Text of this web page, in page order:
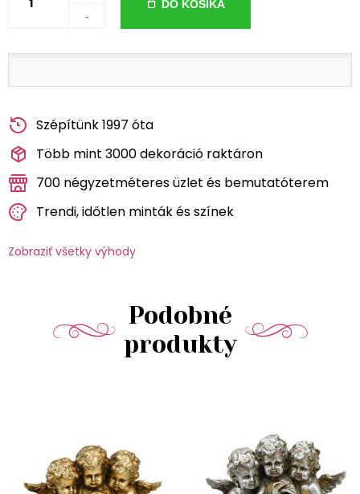
-
DO KOŠÍKA
Szépítünk 1997 óta
Több mint 3000 dekoráció raktáron
700 négyzetméteres üzlet és bemutatóterem
Trendi, időtlen minták és színek
Zobraziť všetky výhody
Podobné
produkty